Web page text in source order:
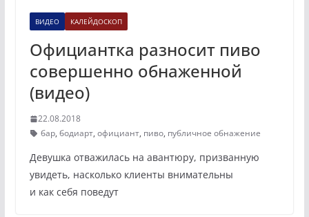
ВИДЕО КАЛЕЙДОСКОП
Официантка разносит пиво
совершенно обнаженной
(видео)
22.08.2018
бар, бодиарт, официант, пиво, публичное обнажение
Девушка отважилась на авантюру, призванную
увидеть, насколько клиенты внимательны
и как себя поведут